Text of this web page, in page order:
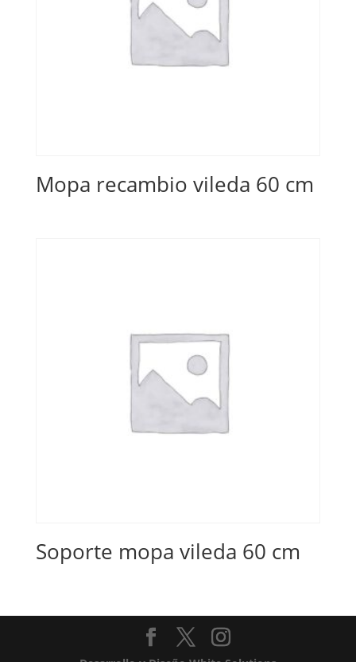
Mopa recambio vileda 60 cm
Soporte mopa vileda 60 cm